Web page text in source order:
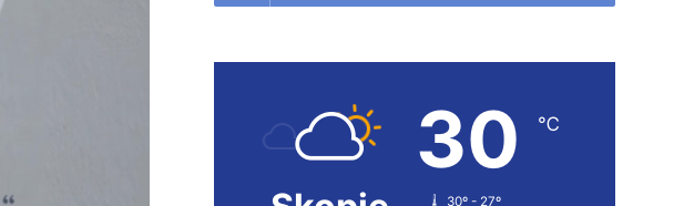
30 ℃
30º - 27º